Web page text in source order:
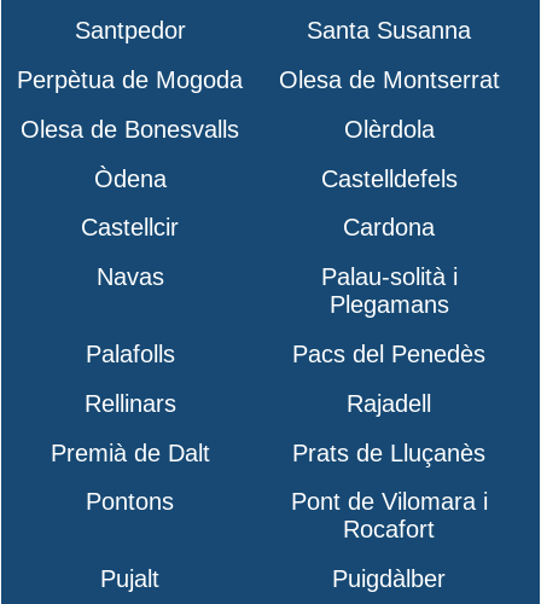
Santpedor
Santa Susanna
Perpètua de Mogoda
Olesa de Montserrat
Olesa de Bonesvalls
Olèrdola
Òdena
Castelldefels
Castellcir
Cardona
Navas
Palau-solità i
Plegamans
Palafolls
Pacs del Penedès
Rellinars
Rajadell
Premià de Dalt
Prats de Lluçanès
Pontons
Pont de Vilomara i
Rocafort
Pujalt
Puigdàlber